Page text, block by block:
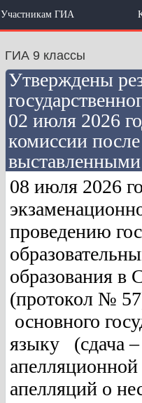
Участникам ГИА
ГИА 9 классы
Утверждены
02 июля 2026
комиссии
08 июля 2026
проведению
образования в
(протокол №
основного
языку (сдача –
апелляций о